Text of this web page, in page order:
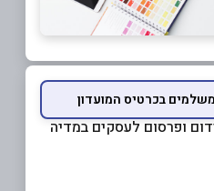
ופרסום לעסקים במדיה